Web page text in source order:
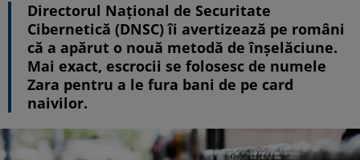
Directorul Național de Securitate
Cibernetică (DNSC) îi avertizează pe români
că a apărut o nouă metodă de înșelăciune.
Mai exact, escrocii se folosesc de numele
Zara pentru a le fura bani de pe card
naivilor.